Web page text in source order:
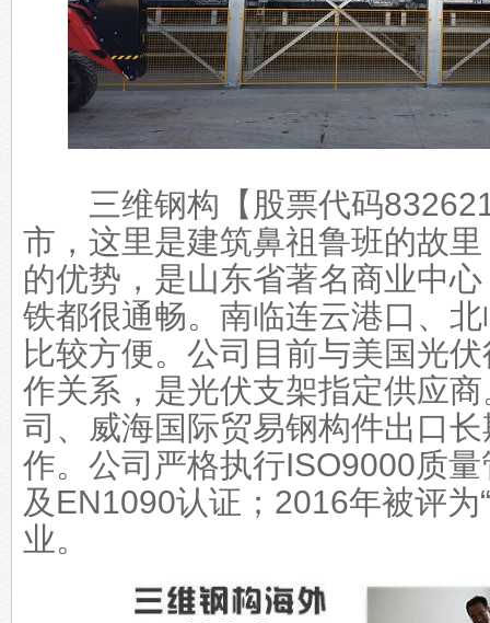
三维钢构【股票代码832621
市，这里是建筑鼻祖鲁班的故
的优势，是山东省著名商业中
铁都很通畅。南临连云港口、
比较方便。公司目前与美国光
作关系，是光伏支架指定供应
司、威海国际贸易钢构件出口长
作。公司严格执行ISO9000质
及EN1090认证；2016年被评为
业。